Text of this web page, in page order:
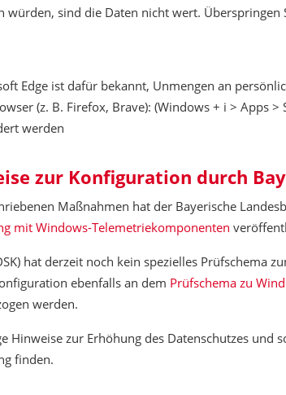
würden, sind die Daten nicht wert. Überspringen
Edge ist dafür bekannt, Unmengen an
(z. B. Firefox, Brave): (Windows + i > Apps
werden
zur Konfiguration durch
Maßnahmen hat der Bayerische
mit Windows-Telemetriekomponenten
hat derzeit noch kein spezielles Prüfschema
ebenfalls an dem Prüfschema zu
werden.
Hinweise zur Erhöhung des Datenschutzes und
finden.